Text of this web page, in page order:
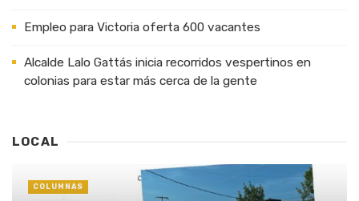
Empleo para Victoria oferta 600 vacantes
Alcalde Lalo Gattás inicia recorridos vespertinos en
colonias para estar más cerca de la gente
LOCAL
COLUMNAS